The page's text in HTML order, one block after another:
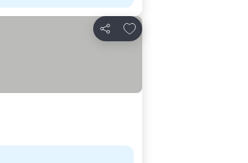
Jaa
Lisää suosikkeihin